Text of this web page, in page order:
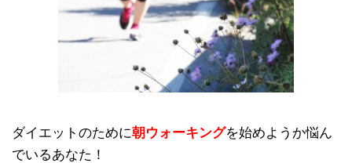
ダイエットのために朝ウォーキングを始めようか悩ん
でいるあなた！